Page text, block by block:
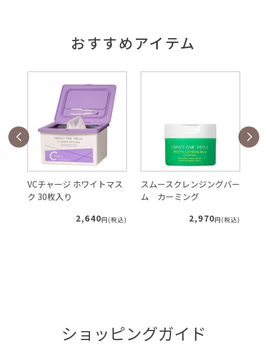
おすすめアイテム
VCチャージ ホワイトマス
ク 30枚入り
2,640円(税込)
スムースクレンジングバー
ム カーミング
2,970円(税込)
ショッピングガイド